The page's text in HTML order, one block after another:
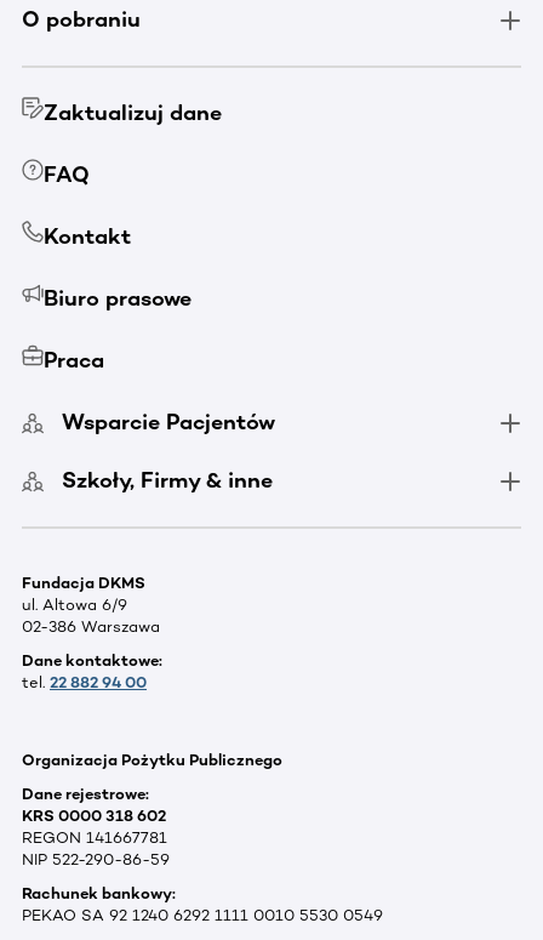
O pobraniu
Zaktualizuj dane
FAQ
Kontakt
Biuro prasowe
Praca
Wsparcie Pacjentów
Szkoły, Firmy & inne
Fundacja DKMS
ul. Altowa 6/9
02-386 Warszawa
Dane kontaktowe:
tel. 22 882 94 00
Organizacja Pożytku Publicznego
Dane rejestrowe:
KRS 0000 318 602
REGON 141667781
NIP 522-290-86-59
Rachunek bankowy:
PEKAO SA 92 1240 6292 1111 0010 5530 0549